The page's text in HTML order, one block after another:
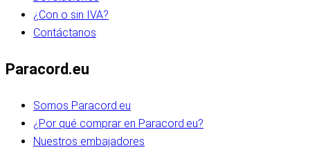
¿Con o sin IVA?
Contáctanos
Paracord.eu
Somos Paracord.eu
¿Por qué comprar en Paracord.eu?
Nuestros embajadores